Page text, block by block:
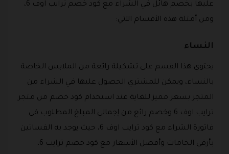
عليها بخصم هائل في الشراء مع كود خصم ترايب اوف 6،
ومن أمثلة هذه الأقسام الآتي:
النساء
يحتوي هذا القسم على تشكيلة رائعة من الملابس الخاصة
بالنساء، ويمكن للمشتري الحصول عليها في الشراء من
المتجر بسعر مميز للغاية عند استخدام كود خصم من متجر
ترايب اوف 6 وخصم رائع من إجمالي المبلغ المطلوب في
فاتورة الشراء مع كود ترايب اوف 6، حيث يوجد به الفساتين
بأرقى الخامات وأفضل الأسعار مع كود خصم ترايب 6،